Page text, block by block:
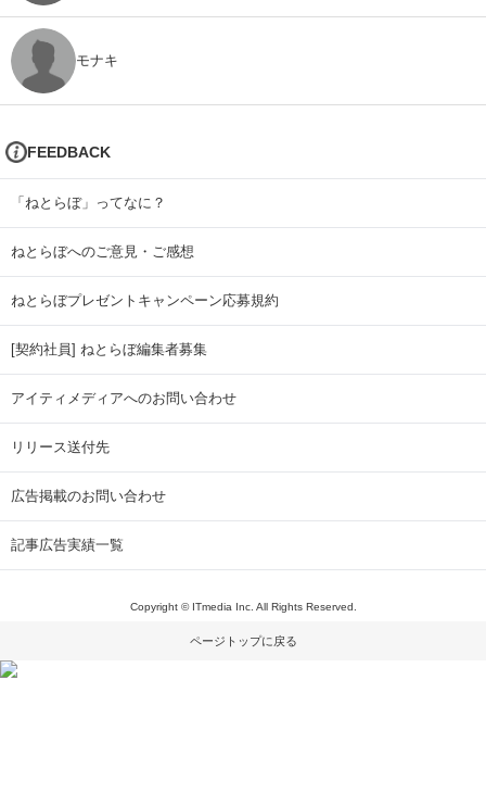
モナキ
FEEDBACK
「ねとらぼ」ってなに？
ねとらぼへのご意見・ご感想
ねとらぼプレゼントキャンペーン応募規約
[契約社員] ねとらぼ編集者募集
アイティメディアへのお問い合わせ
リリース送付先
広告掲載のお問い合わせ
記事広告実績一覧
Copyright © ITmedia Inc. All Rights Reserved.
ページトップに戻る